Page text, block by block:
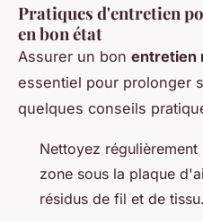
Pratiques d'entretien
en bon état
Assurer un bon entretien
essentiel pour prolonger
quelques conseils
Nettoyez
zone sous la plaque
résidus de fil et de tissu.